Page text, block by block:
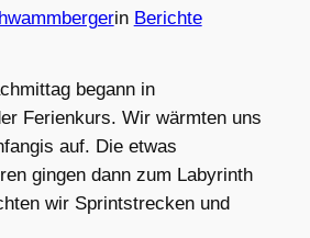
in Berichte
begann in
Ferienkurs. Wir wärmten uns
auf. Die etwas
gingen dann zum Labyrinth
wir Sprintstrecken und